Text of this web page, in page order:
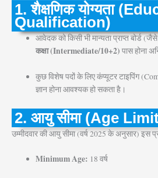
1. शैक्षणिक योग्यता
Qualification)
आवेदक को किसी भी मान्यता प्राप्त बोर्ड
कक्षा (Intermediate/10+2) पास होना
कुछ विशेष पदों के लिए कंप्यूटर टाइपिंग
ज्ञान होना आवश्यक हो सकता है।
2. आयु सीमा (Age
उम्मीदवार की आयु सीमा (वर्ष 2025 के अनुसार) इस
Minimum Age: 18 वर्ष